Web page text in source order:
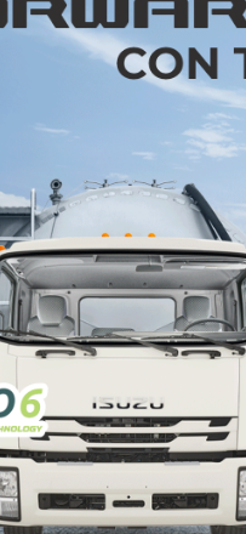
espacio en
aproximadamente
nuevo hogar de
comercial y
son
de producto,
los clientes de cada
está ubicada en una
del estilo de vida y
problemas y
empresa.
híbridas en
para cada
del
en todo el mundo a